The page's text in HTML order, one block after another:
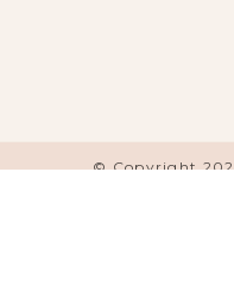
© Copyright